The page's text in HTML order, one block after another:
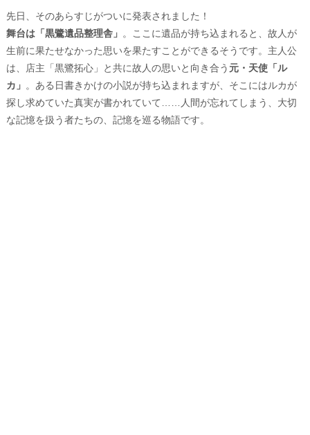
先日、そのあらすじがついに発表されました！
舞台は「黒鷺遺品整理舎」 。ここに遺品が持ち込まれると、故人が
生前に果たせなかった思いを果たすことができるそうです。主人公
は、店主「黒鷺拓心」と共に故人の思いと向き合う 元・天使「ル
カ」 。ある日書きかけの小説が持ち込まれますが、そこにはルカが
探し求めていた真実が書かれていて……人間が忘れてしまう、大切
な記憶を扱う者たちの、記憶を巡る物語です。